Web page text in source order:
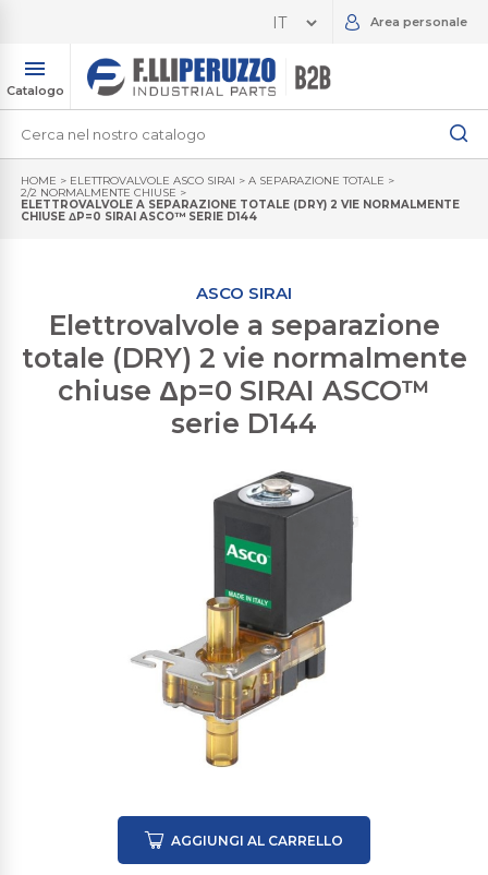
Area personale
Catalogo
HOME > ELETTROVALVOLE ASCO SIRAI > A SEPARAZIONE TOTALE >
2/2 NORMALMENTE CHIUSE >
ELETTROVALVOLE A SEPARAZIONE TOTALE (DRY) 2 VIE NORMALMENTE
CHIUSE ΔP=0 SIRAI ASCO™ SERIE D144
ASCO SIRAI
Elettrovalvole a separazione
totale (DRY) 2 vie normalmente
chiuse Δp=0 SIRAI ASCO™
serie D144
AGGIUNGI AL CARRELLO